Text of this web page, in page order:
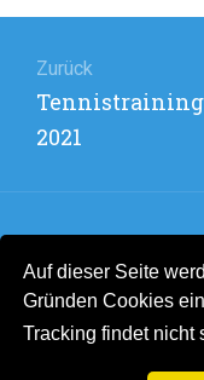
Auf dieser Seite
Gründen Cookies
Tracking findet nicht
Zurück
Vorheriger
Beitrag:
2021
Nächster
Beitrag:
Jeden Freitag
unserer Anlage